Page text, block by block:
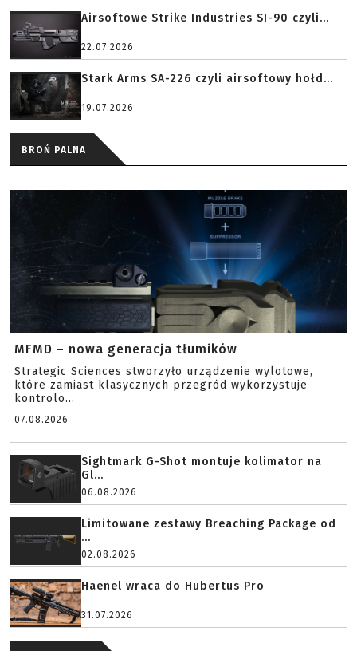
Airsoftowe Strike Industries SI-90 czyli...
22.07.2026
Stark Arms SA-226 czyli airsoftowy hołd...
19.07.2026
BROŃ PALNA
MFMD – nowa generacja tłumików
Strategic Sciences stworzyło urządzenie wylotowe,
które zamiast klasycznych przegród wykorzystuje
kontrolo...
07.08.2026
Sightmark G-Shot montuje kolimator na
Gl...
06.08.2026
Limitowane zestawy Breaching Package od
...
02.08.2026
Haenel wraca do Hubertus Pro
31.07.2026